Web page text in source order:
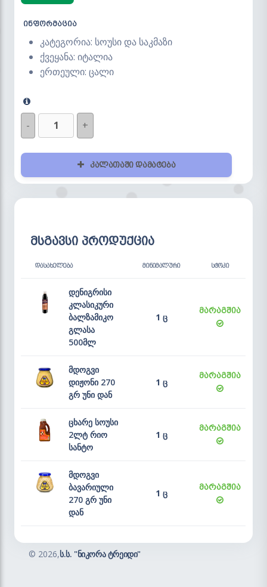
ინფორმაცია
კატეგორია: სოუსი და საკმაზი
ქვეყანა: იტალია
ერთეული: ცალი
- +
კალათაში დამატება
მსგავსი პროდუქცია
ᲓᲐᲡᲐᲮᲔᲚᲔᲑᲐ ᲛᲘᲜᲘᲛᲐᲚᲣᲠᲘ ᲡᲢᲝᲙᲘ
დენიგრისი
კლასიკური
ბალზამიკო
გლასა
500მლ
1 ც
მარაგშია
მდოგვი
დიჟონი 270
გრ უნი დან
1 ც
მარაგშია
ცხარე სოუსი
2ლტ რიო
სანტო
1 ც
მარაგშია
მდოგვი
ბავარიული
270 გრ უნი
დან
1 ც
მარაგშია
© 2026,ს.ს. "ნიკორა ტრეიდი"